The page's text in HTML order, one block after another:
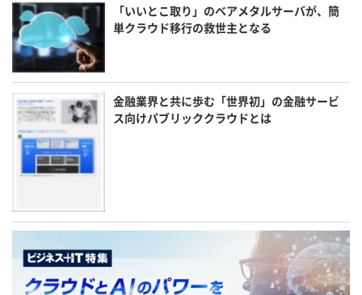
「いいとこ取り」のベアメタルサーバが、簡
単クラウド移行の救世主となる
金融業界と共に歩む「世界初」の金融サービ
ス向けパブリッククラウドとは